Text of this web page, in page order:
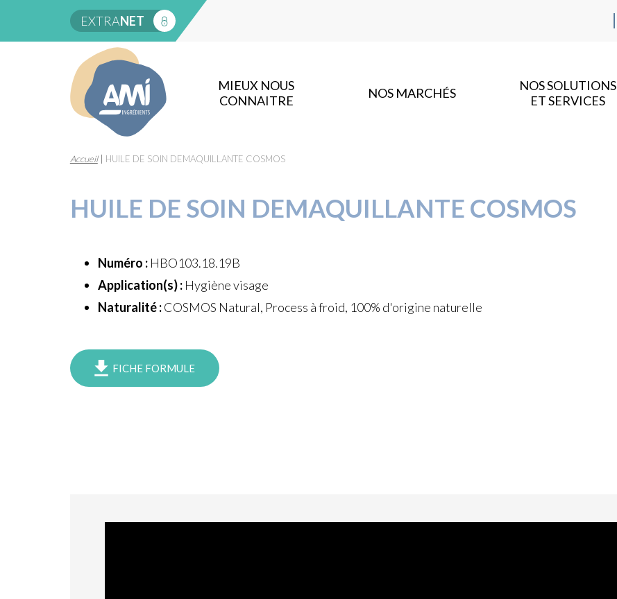
EXTRANET
MIEUX NOUS
CONNAITRE
NOS MARCHÉS
NOS SOLUTIONS
ET SERVICES
Accueil| HUILE DE SOIN DEMAQUILLANTE COSMOS
HUILE DE SOIN DEMAQUILLANTE COSMOS
Numéro :HBO103.18.19B
Application(s) :Hygiène visage
Naturalité :COSMOS Natural, Process à froid, 100% d'origine naturelle
FICHE FORMULE